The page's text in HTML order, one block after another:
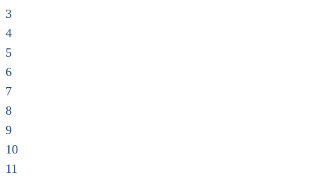
3
4
5
6
7
8
9
10
11